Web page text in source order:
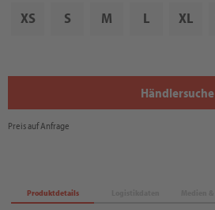
XS S M L XL
Händlersuche
Preis auf Anfrage
Produktdetails